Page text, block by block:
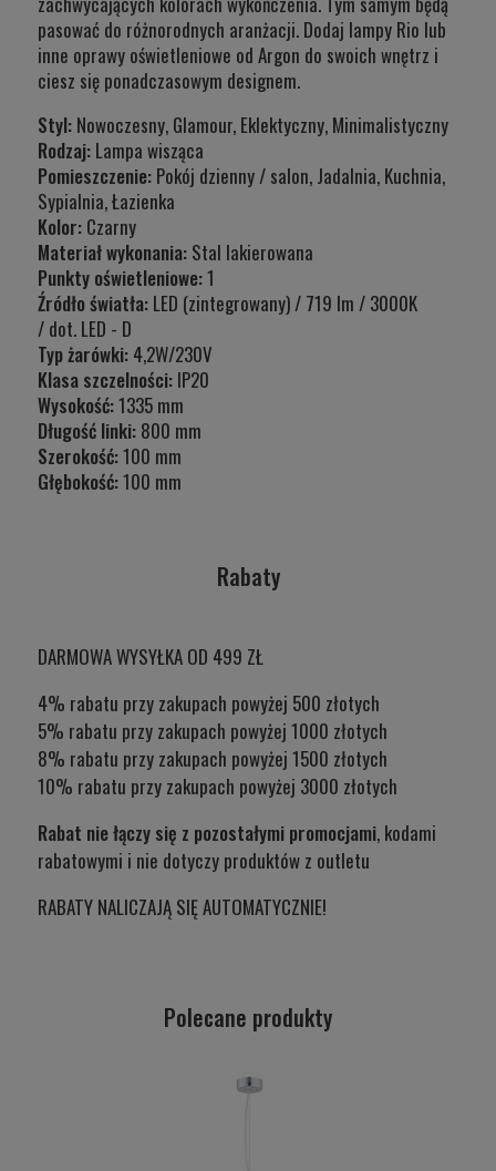
pasować do różnorodnych aranżacji. Dodaj lampy Rio lub
inne oprawy oświetleniowe od Argon do swoich wnętrz i
ciesz się ponadczasowym designem.
Styl: Nowoczesny, Glamour, Eklektyczny, Minimalistyczny
Rodzaj: Lampa wisząca
Pomieszczenie: Pokój dzienny / salon, Jadalnia, Kuchnia,
Sypialnia, Łazienka
Kolor: Czarny
Materiał wykonania: Stal lakierowana
Punkty oświetleniowe:1
Źródło światła: LED (zintegrowany) / 719 lm / 3000K
/ dot. LED - D
Typ żarówki: 4,2W/230V
Klasa szczelności: IP20
Wysokość:1335 mm
Długość linki: 800 mm
Szerokość:100 mm
Głębokość:100 mm
Rabaty
DARMOWA WYSYŁKA OD 499 ZŁ
4% rabatu przy zakupach powyżej 500 złotych
5% rabatu przy zakupach powyżej 1000 złotych
8% rabatu przy zakupach powyżej 1500 złotych
10% rabatu przy zakupach powyżej 3000 złotych
Rabat nie łączy się z pozostałymi promocjami, kodami
rabatowymi i nie dotyczy produktów z outletu
RABATY NALICZAJĄ SIĘ AUTOMATYCZNIE!
Polecane produkty